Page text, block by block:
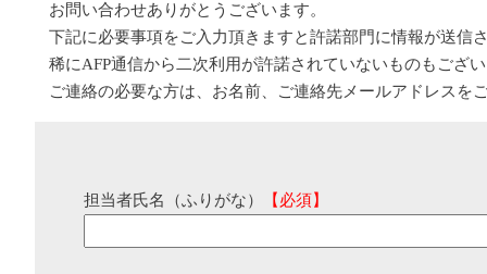
お問い合わせありがとうございます。
下記に必要事項をご入力頂きますと許諾部門に情報が送信
稀にAFP通信から二次利用が許諾されていないものもござ
ご連絡の必要な方は、お名前、ご連絡先メールアドレスを
担当者氏名（ふりがな） 【必須】